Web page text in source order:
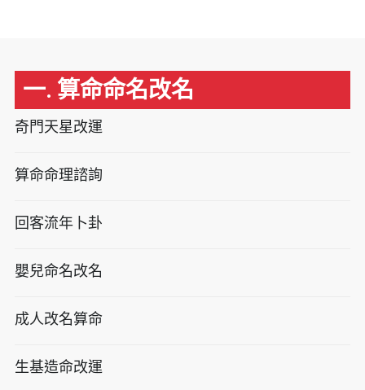
一. 算命命名改名
奇門天星改運
算命命理諮詢
回客流年卜卦
嬰兒命名改名
成人改名算命
生基造命改運